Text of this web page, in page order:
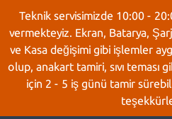
Teknik servisimizde 10:00 -
vermekteyiz. Ekran, Batarya,
ve Kasa değişimi gibi işlemler
olup, anakart tamiri, sıvı teması
için 2 - 5 iş günü tamir